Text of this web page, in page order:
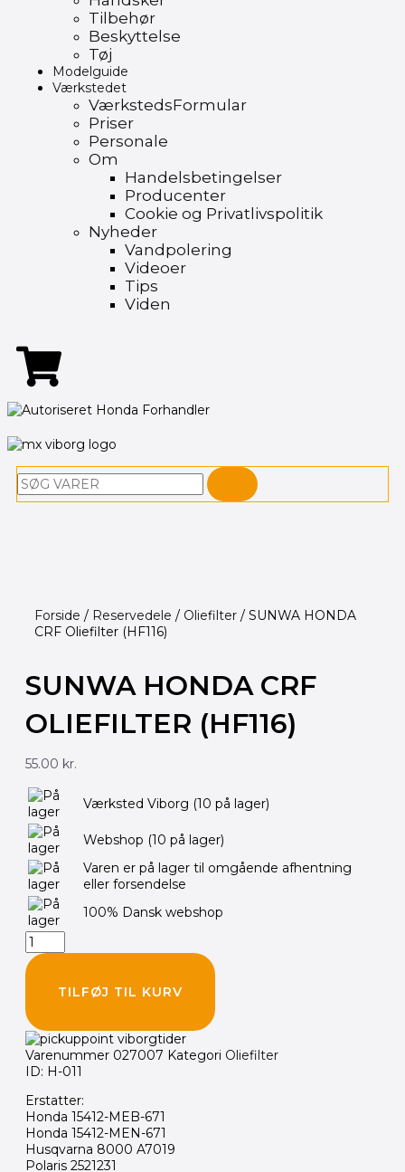
Tilbehør
Beskyttelse
Tøj
Modelguide
Værkstedet
VærkstedsFormular
Priser
Personale
Om
Handelsbetingelser
Producenter
Cookie og Privatlivspolitik
Nyheder
Vandpolering
Videoer
Tips
Viden
Søg
Forside / Reservedele / Oliefilter / SUNWA HONDA
CRF Oliefilter (HF116)
SUNWA HONDA CRF
OLIEFILTER (HF116)
55.00 kr.
Værksted Viborg (10 på lager)
Webshop (10 på lager)
Varen er på lager til omgående afhentning
eller forsendelse
100% Dansk webshop
SUNWA
HONDA
CRF
Oliefilter
(HF116)
antal
TILFØJ TIL KURV
Varenummer 027007 Kategori Oliefilter
ID: H-011
Erstatter:
Honda 15412-MEB-671
Honda 15412-MEN-671
Husqvarna 8000 A7019
Polaris 2521231